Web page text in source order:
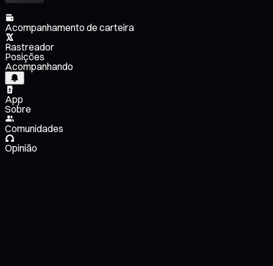
Acompanhamento de carteira
Rastreador
Posições
Acompanhando
App
Sobre
Comunidades
Opinião